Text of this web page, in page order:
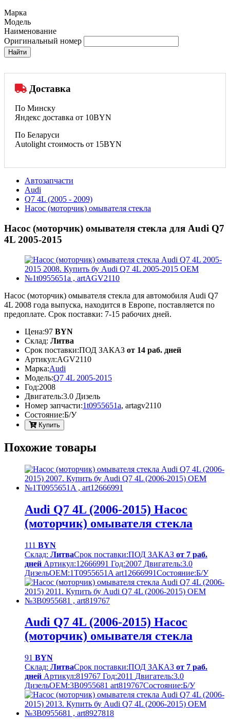
Марка
Модель
Наименование
Оригинальный номер
Найти
Доставка
По Минску
Яндекс доставка от 10BYN
По Беларуси
Autolight стоимость от 15BYN
Автозапчасти
Audi
Q7 4L (2005 - 2009)
Насос (моторчик) омывателя стекла
Насос (моторчик) омывателя стекла для Audi Q7
4L 2005-2015
Насос (моторчик) омывателя стекла для автомобиля Audi Q7
4L 2008 года выпуска, находится в Европе, поставляется по
предоплате. Срок поставки: 7-15 рабочих дней.
Цена:97 BYN
Склад: Литва
Срок поставки:ПОД ЗАКАЗ от 14 раб. дней
Артикул:AGV2110
Марка:Audi
Модель:Q7 4L 2005-2015
Год:2008
Двигатель:3.0 Дизель
Номер запчасти:1t0955651a, artagv2110
Cостояние:Б/У
Купить
Похожие товары
Audi Q7 4L (2006-2015) Насос
(моторчик) омывателя стекла
111 BYN
Склад: ЛитваСрок поставки:ПОД ЗАКАЗ от 7 раб.
дней Артикул:12666991 Год:2007 Двигатель:3.0
ДизельOEM:1T0955651A art12666991Cостояние:Б/У
Audi Q7 4L (2006-2015) Насос
(моторчик) омывателя стекла
91 BYN
Склад: ЛитваСрок поставки:ПОД ЗАКАЗ от 7 раб.
дней Артикул:819767 Год:2011 Двигатель:3.0
ДизельOEM:3B0955681 art819767Cостояние:Б/У